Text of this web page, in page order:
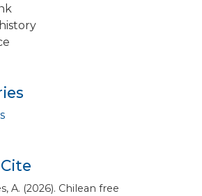
A. (2026). Chilean free